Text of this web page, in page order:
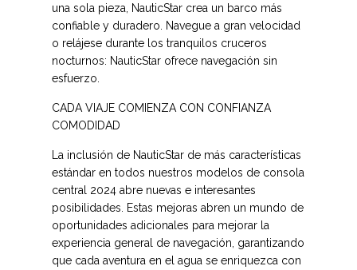
una sola pieza, NauticStar crea un barco más
confiable y duradero. Navegue a gran velocidad
o relájese durante los tranquilos cruceros
nocturnos: NauticStar ofrece navegación sin
esfuerzo.
CADA VIAJE COMIENZA CON CONFIANZA
COMODIDAD
La inclusión de NauticStar de más características
estándar en todos nuestros modelos de consola
central 2024 abre nuevas e interesantes
posibilidades. Estas mejoras abren un mundo de
oportunidades adicionales para mejorar la
experiencia general de navegación, garantizando
que cada aventura en el agua se enriquezca con